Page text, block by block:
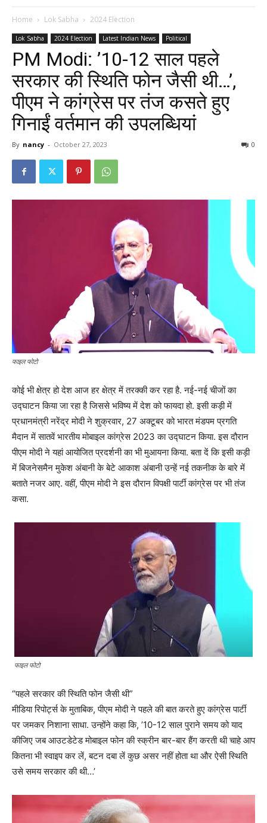
Home Lok Sabha 2024 Election
Lok Sabha 2024 Election Latest Indian News Political
PM Modi: ’10-12 साल पहले
सरकार की स्थिति फोन जैसी थी…’,
पीएम ने कांग्रेस पर तंज कसते हुए
गिनाईं वर्तमान की उपलब्धियां
By nancy - October 27, 2023 0
फाइल फोटो
कोई भी क्षेत्र हो देश आज हर क्षेत्र में तरक्की कर रहा है. नई-नई चीजों का
उद्घाटन किया जा रहा है जिससे भविष्य में देश को फायदा हो. इसी कड़ी में
प्रधानमंत्री नरेंद्र मोदी ने शुक्रवार, 27 अक्टूबर को भारत मंडपम प्रगति
मैदान में सातवें भारतीय मोबाइल कांग्रेस 2023 का उद्घाटन किया. इस दौरान
पीएम मोदी ने यहां आयोजित प्रदर्शनी का भी मुआयना किया. बता दें कि इसी कड़ी
में बिजनेसमैन मुकेश अंबानी के बेटे आकाश अंबानी उन्हें नई तकनीक के बारे में
बताते नजर आए. वहीं, पीएम मोदी ने इस दौरान विपक्षी पार्टी कांग्रेस पर भी तंज
कसा.
फाइल फोटो
“पहले सरकार की स्थिति फोन जैसी थी”
मीडिया रिपोर्ट्स के मुताबिक, पीएम मोदी ने पहले की बात करते हुए कांग्रेस पार्टी
पर जमकर निशाना साधा. उन्होंने कहा कि, ’10-12 साल पुराने समय को याद
कीजिए जब आउटडेटेड मोबाइल फोन की स्क्रीन बार-बार हैंग करती थी चाहे आप
कितना भी स्वाइप कर लें, बटन दबा लें कुछ असर नहीं होता था और ऐसी स्थिति
उसे समय सरकार की थी…’